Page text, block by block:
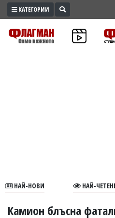
ПРОМО
ЗОНА
В
КАТЕГОРИИ
НАЙ-НОВИ НАЙ-
Камион блъсна